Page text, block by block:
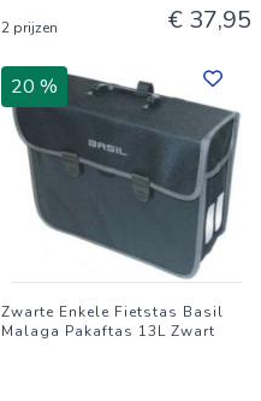
2 prijzen € 37,95
20 %
Zwarte Enkele Fietstas Basil
Malaga Pakaftas 13L Zwart